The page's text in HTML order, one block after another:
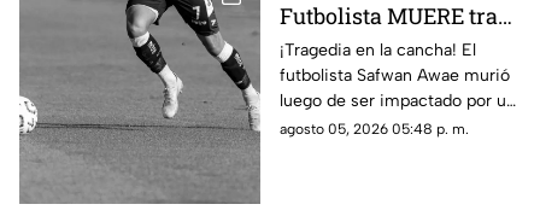
Futbolista MUERE tras
ser impactado por un
rayo en pleno partido;
así ocurrió
¡Tragedia en la cancha! El
futbolista Safwan Awae murió
luego de ser impactado por un
rayo. Conoce los detalles.
agosto 05, 2026 05:48 p. m.